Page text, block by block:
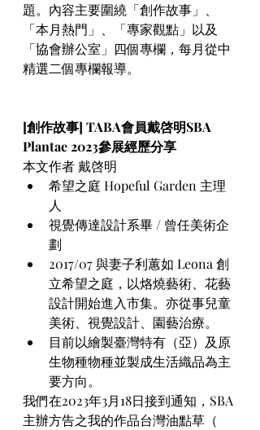
題。內容主要圍繞「創作故事」、
「本月熱門」、「專家觀點」以及
「協會辦公室」四個專欄，每月從中
精選二個專欄報導。
[創作故事] TABA會員戴啓明SBA
Plantae 2023參展經歷分享
本文作者 戴啓明
希望之庭 Hopeful Garden 主理
人
視覺傳達設計系畢 / 曾任美術企
劃
2017/07 與妻子利蕙如 Leona 創
立希望之庭，以烙燒藝術、花藝
設計開始進入市集。亦從事兒童
美術、視覺設計、園藝治療。
目前以繪製臺灣特有（亞）及原
生物種物種並製成生活織品為主
要方向。
我們在2023年3月18日接到通知，SBA
主辦方告之我的作品台灣油點草（